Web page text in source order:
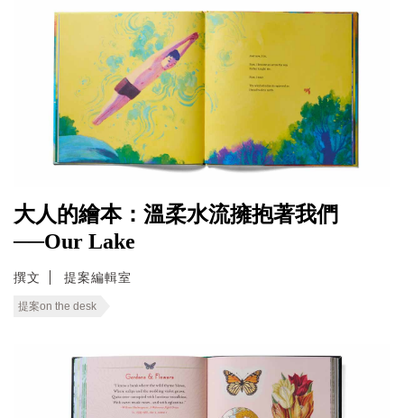
大人的繪本：溫柔水流擁抱著我們
──Our Lake
撰文 提案編輯室
提案on the desk